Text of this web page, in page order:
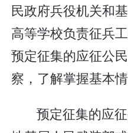
民政府兵役机关和
高等学校负责征兵
预定征集的应征公
察，了解掌握基本情
预定征集的应